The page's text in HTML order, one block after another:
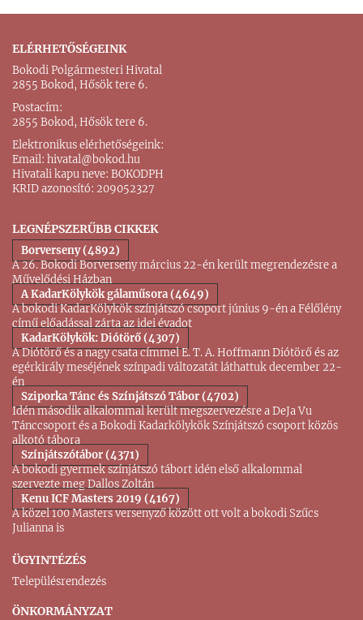
ÖNKORMÁNYZAT
ÜGYINTÉZÉS
Településrendezés
LEGNÉPSZERŰBB CIKKEK
Borverseny (4892)
A 26. Bokodi Borverseny március 22-én került megrendezésre a
Művelődési Házban
A KadarKölykök gálaműsora (4649)
A bokodi KadarKölykök színjátszó csoport június 9-én a Félőlény
című előadással zárta az idei évadot
KadarKölykök: Diótörő (4307)
A Diótörő és a nagy csata címmel E. T. A. Hoffmann Diótörő és az
egérkirály meséjének színpadi változatát láthattuk december 22-
én
Sziporka Tánc és Színjátszó Tábor (4702)
Idén második alkalommal került megszervezésre a DeJa Vu
Tánccsoport és a Bokodi Kadarkölykök Színjátszó csoport közös
alkotó tábora
Színjátszótábor (4371)
A bokodi gyermek színjátszó tábort idén első alkalommal
szervezte meg Dallos Zoltán
Kenu ICF Masters 2019 (4167)
A közel 100 Masters versenyző között ott volt a bokodi Szűcs
Julianna is
ELÉRHETŐSÉGEINK
Bokodi Polgármesteri Hivatal
2855 Bokod, Hősök tere 6.
Postacím:
2855 Bokod, Hősök tere 6.
Elektronikus elérhetőségeink:
Email: hivatal@bokod.hu
Hivatali kapu neve: BOKODPH
KRID azonosító: 209052327